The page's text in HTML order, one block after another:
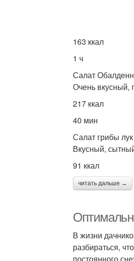
163 ккал
1 ч
Салат
Очень вкусный,
217 ккал
40 мин
Салат грибы
Вкусный,
91 ккал
читать дальше →
В жизни
разбираться,